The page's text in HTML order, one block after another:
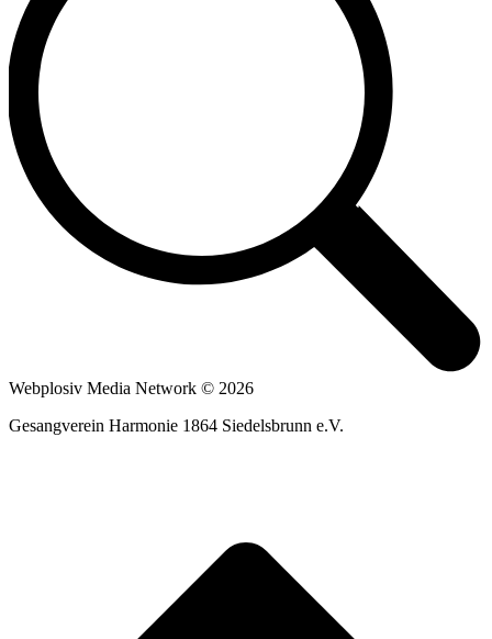
Webplosiv Media Network © 2026
Gesangverein Harmonie 1864 Siedelsbrunn e.V.